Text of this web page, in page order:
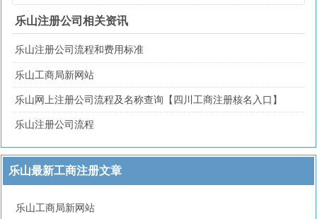
乐山注册公司相关资讯
乐山注册公司流程和费用标准
乐山工商局新网站
乐山网上注册公司流程及名称查询【四川工商注册核名入口】
乐山注册公司流程
乐山最新工商注册文章
乐山工商局新网站